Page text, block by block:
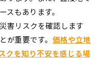
スもあります。
害リスクを確認します
が重要です。 価格や立地
クを知り不安を感じる場